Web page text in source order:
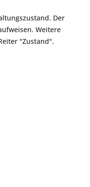
Der
Weitere
"Zustand".